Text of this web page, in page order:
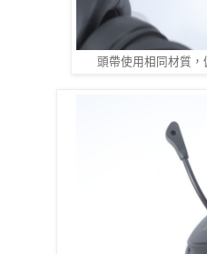
頭帶使用相同材質，